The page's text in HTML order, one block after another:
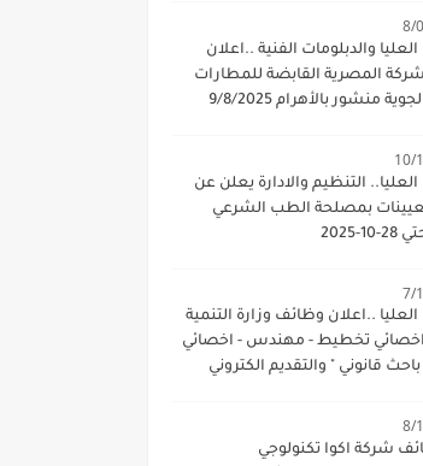
8/
والدبلومات الفنية ..اعلان
المصرية القابضة للمطارات
منشور بالأهرام 9/8/2025
10/
التنظيم والادارة يعلن عن
بمصلحة الطب الشرعي
2025
7/
..اعلان وظائف وزارة التنمية
اخصائي تخطيط - مهندس - اخصائي
قانوني " والتقديم الكتروني
8/
شركة اكوا تكنولوجي